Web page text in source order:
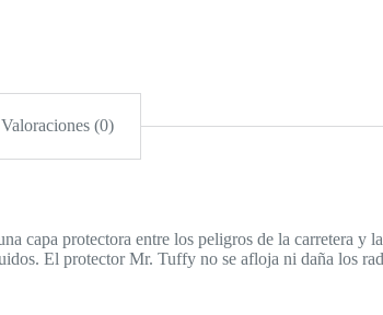
Valoraciones (0)
protectora entre los peligros de la carretera y
El protector Mr. Tuffy no se afloja ni daña los